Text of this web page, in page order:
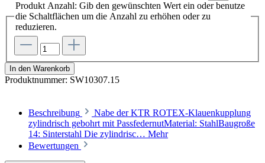
Produkt Anzahl: Gib den gewünschten Wert ein oder benutze
die Schaltflächen um die Anzahl zu erhöhen oder zu
reduzieren.
In den Warenkorb
Produktnummer: SW10307.15
Beschreibung
Nabe der KTR ROTEX-Klauenkupplung
zylindrisch gebohrt mit PassfedernutMaterial: StahlBaugroße
14: Sinterstahl Die zylindrisc… Mehr
Bewertungen